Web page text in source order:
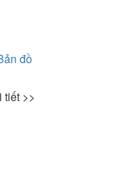
đồ
tiết >>